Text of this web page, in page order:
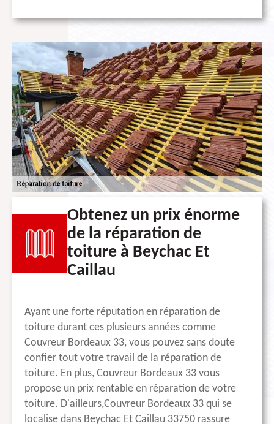
Obtenez un prix énorme
de la réparation de
toiture à Beychac Et
Caillau
Ayant une forte réputation en réparation de
toiture durant ces plusieurs années comme
Couvreur Bordeaux 33, vous pouvez sans doute
confier tout votre travail de la réparation de
toiture. En plus, Couvreur Bordeaux 33 vous
propose un prix rentable en réparation de votre
toiture. D'ailleurs,Couvreur Bordeaux 33 qui se
localise dans Beychac Et Caillau 33750 rassure